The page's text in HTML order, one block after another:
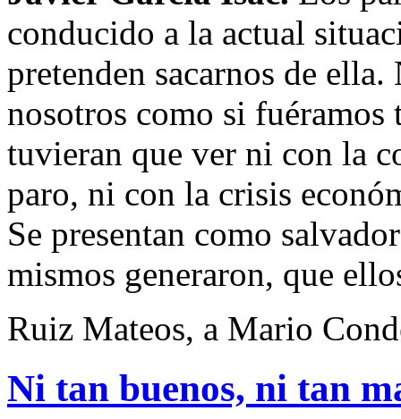
conducido a la actual
pretenden sacarnos de
nosotros como si
tuvieran que ver ni con la
paro, ni con la crisis
Se presentan como
mismos generaron, que
Ruiz Mateos, a Mario
Ni tan buenos, ni tan